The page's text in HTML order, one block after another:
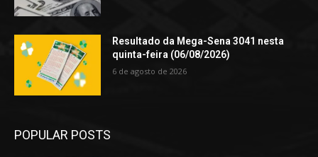
Resultado da Mega-Sena 3041 nesta
quinta-feira (06/08/2026)
6 de agosto de 2026
POPULAR POSTS